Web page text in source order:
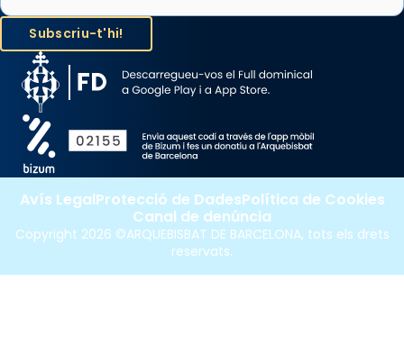
Copyright 2026 ©ARQUEBISBAT DE BARCELONA, tots els drets
reservats.
Avís LegalProtecció de DadesPolítica de Cookies
Canal de denúncia